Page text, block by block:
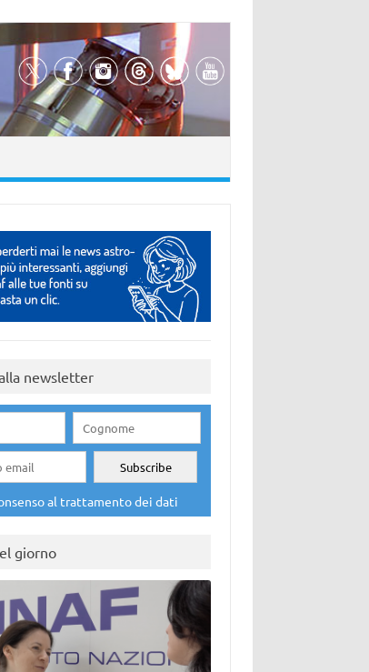
newsletter
al trattamento dei dati
giorno